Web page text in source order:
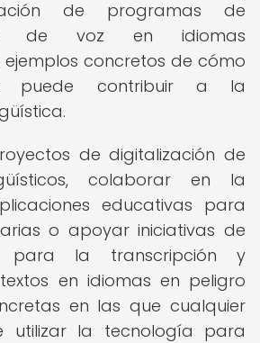
de programas de
de voz en idiomas
ejemplos concretos de cómo
puede contribuir a la
de digitalización de
colaborar en la
educativas para
o apoyar iniciativas de
para la transcripción y
en idiomas en peligro
en las que cualquier
utilizar la tecnología para